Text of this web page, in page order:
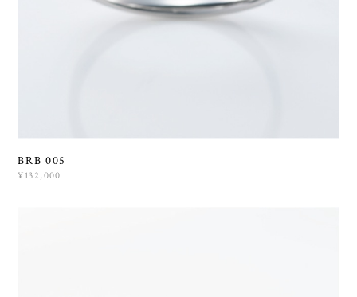
BRB 005
¥132,000